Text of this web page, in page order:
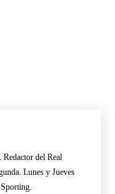
Redactor del Real
Lunes y Jueves